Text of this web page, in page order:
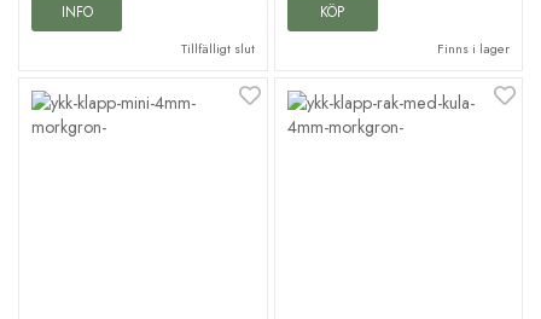
INFO
Tillfälligt slut
KÖP
Finns i lager